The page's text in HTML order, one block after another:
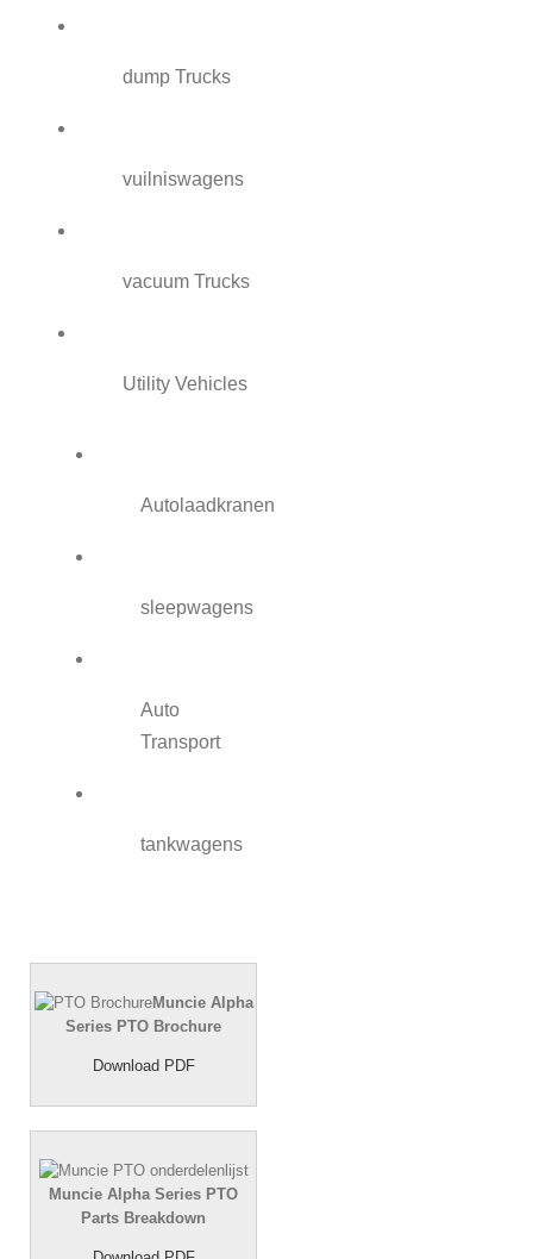
dump Trucks
vuilniswagens
vacuum Trucks
Utility Vehicles
Autolaadkranen
sleepwagens
Auto
Transport
tankwagens
Muncie Alpha
Series PTO Brochure
Download PDF
Muncie Alpha Series PTO
Parts Breakdown